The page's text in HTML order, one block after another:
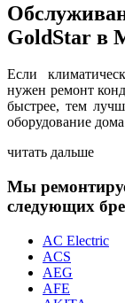
GoldStar в
Если
нужен ремонт
быстрее, тем
оборудование
читать дальше
Мы
следующих
AC Electric
ACS
AEG
AFE